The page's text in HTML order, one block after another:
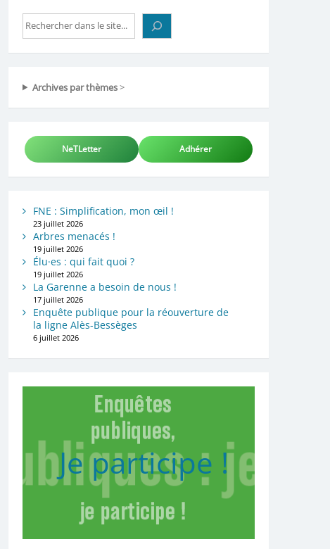
Rechercher
Archives par thèmes>
NeTLetter Adhérer
FNE : Simplification, mon œil !
23 juillet 2026
Arbres menacés !
19 juillet 2026
Élu·es : qui fait quoi ?
19 juillet 2026
La Garenne a besoin de nous !
17 juillet 2026
Enquête publique pour la réouverture de
la ligne Alès-Bessèges
6 juillet 2026
Je participe !